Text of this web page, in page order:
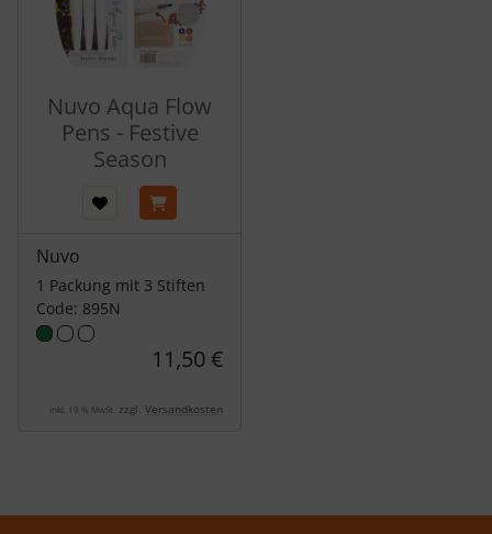
Nuvo Aqua Flow
Pens - Festive
Season
Nuvo
1 Packung mit 3 Stiften
Code: 895N
11,50 €
inkl. 19 % MwSt. zzgl. Versandkosten